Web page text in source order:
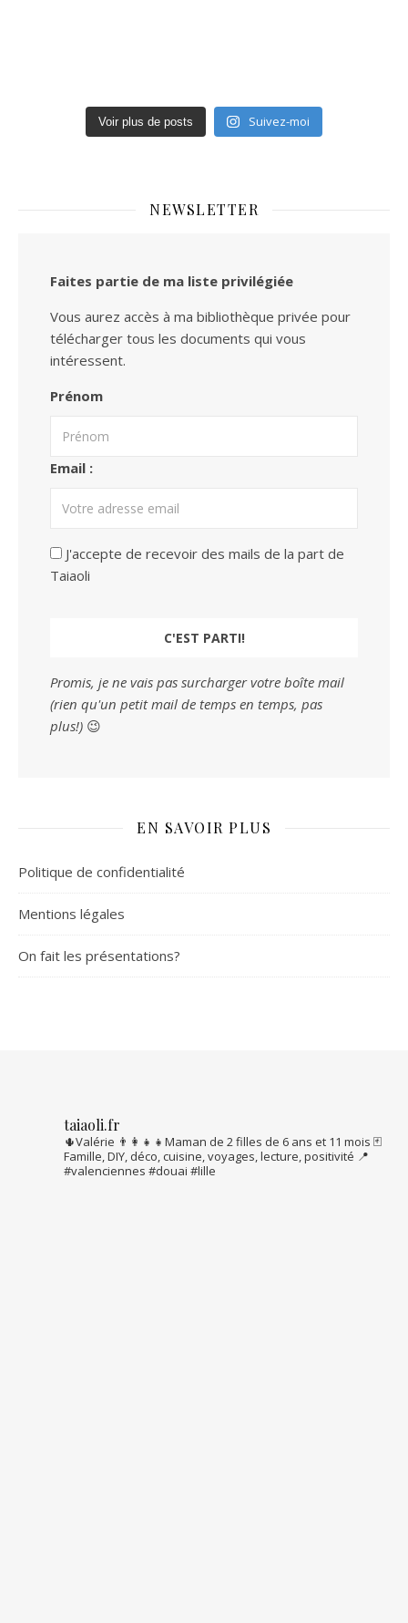
Voir plus de posts Suivez-moi
NEWSLETTER
Faites partie de ma liste privilégiée
Vous aurez accès à ma bibliothèque privée pour
télécharger tous les documents qui vous
intéressent.
Prénom
Email :
J'accepte de recevoir des mails de la part de
Taiaoli
Promis, je ne vais pas surcharger votre boîte mail
(rien qu'un petit mail de temps en temps, pas
plus!) 😉
EN SAVOIR PLUS
Politique de confidentialité
Mentions légales
On fait les présentations?
taiaoli.fr
🌵Valérie 👨‍👩‍👧‍👧Maman de 2 filles de 6 ans et 11 mois 🃏
Famille, DIY, déco, cuisine, voyages, lecture, positivité 📍
#valenciennes #douai #lille